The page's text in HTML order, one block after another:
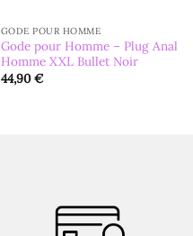
GODE POUR HOMME
Gode pour Homme – Plug Anal
Homme XXL Bullet Noir
44,90€